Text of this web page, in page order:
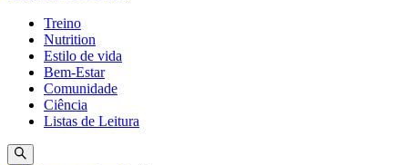
Treino
Nutrition
Estilo de vida
Bem-Estar
Comunidade
Ciência
Listas de Leitura